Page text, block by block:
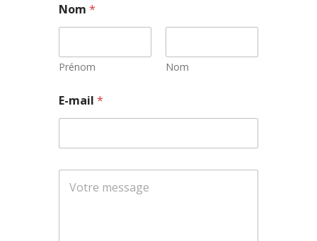
Nom*
Prénom Nom
E-mail*